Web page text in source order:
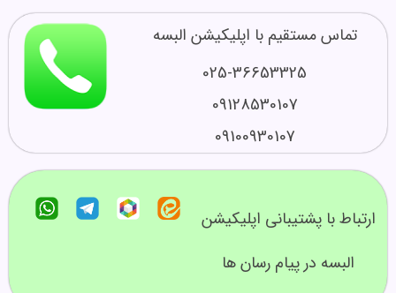
تماس مستقیم با اپلیکیشن البسه
025-36653325
09128530107
09100930107
ارتباط با پشتیبانی اپلیکیشن
البسه در پیام رسان ها